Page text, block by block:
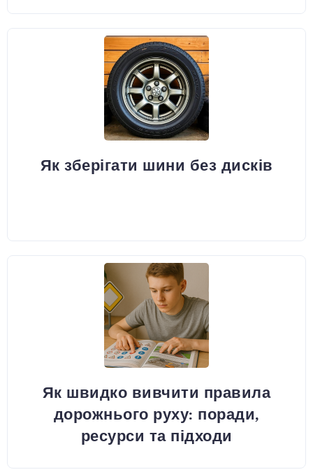
Як зберігати шини без дисків
Як швидко вивчити правила
дорожнього руху: поради,
ресурси та підходи